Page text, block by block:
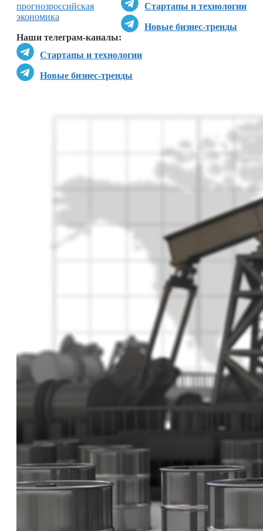
Стартапы и технологии
Новые бизнес-тренды
Наши телеграм-каналы:
Стартапы и технологии
Новые бизнес-тренды
прогнозроссийская
экономика